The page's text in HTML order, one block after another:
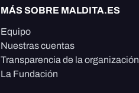
MÁS SOBRE MALDITA.ES
Equipo
Nuestras cuentas
Transparencia de la organización
La Fundación